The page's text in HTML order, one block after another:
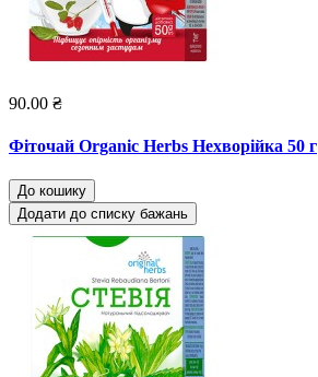
90.00 ₴
Фіточай Organic Herbs Нехворійка 50 г
До кошику
Додати до списку бажань